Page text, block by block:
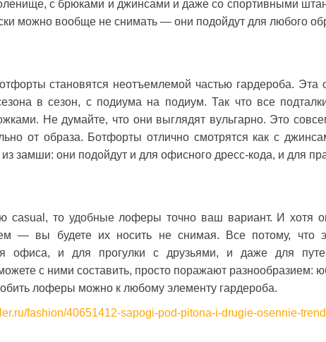
с брюками и джинсами и даже со спортивными
можно вообще не снимать — они подойдут для любого
становятся неотъемлемой частью гардероба.
в сезон, с подиума на подиум. Так что все
Не думайте, что они выглядят вульгарно. Это
от образа. Ботфорты отлично смотрятся как с
замши: они подойдут и для офисного дресс-кода, и для
casual, то удобные лоферы точно ваш вариант. И хотя
— вы будете их носить не снимая. Все потому, что
офиса, и для прогулки с друзьями, и даже для
с ними составить, просто поражают разнообразием:
лоферы можно к любому элементу гардероба.
fashion/40651412-sapogi-pod-pitona-i-drugie-osennie-